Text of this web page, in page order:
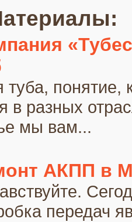
туба,
в разных
мы вам...
АКПП в
передач